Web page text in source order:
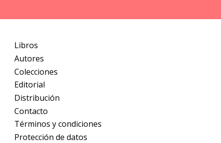
Libros
Autores
Colecciones
Editorial
Distribución
Contacto
Términos y condiciones
Protección de datos